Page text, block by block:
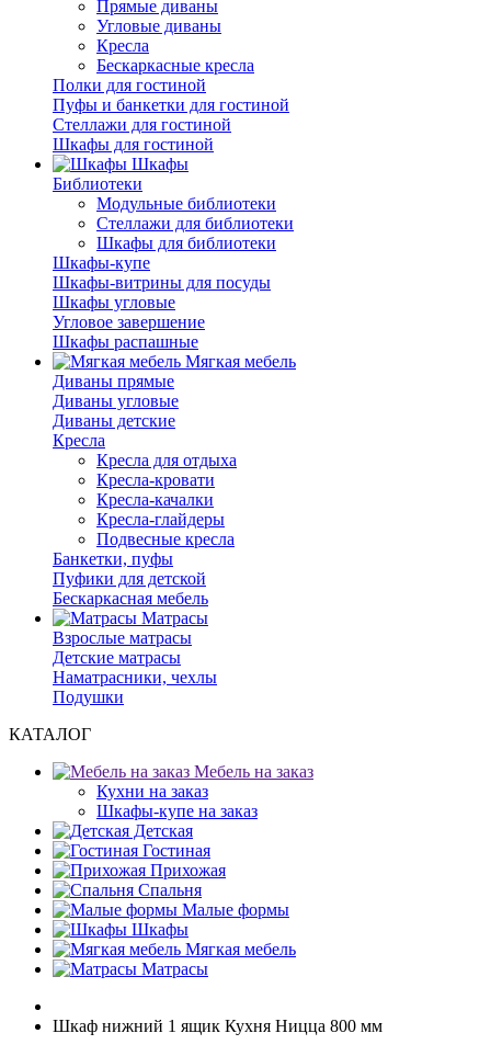
Прямые диваны
Угловые диваны
Кресла
Бескаркасные кресла
Полки для гостиной
Пуфы и банкетки для гостиной
Стеллажи для гостиной
Шкафы для гостиной
Шкафы
Библиотеки
Модульные библиотеки
Стеллажи для библиотеки
Шкафы для библиотеки
Шкафы-купе
Шкафы-витрины для посуды
Шкафы угловые
Угловое завершение
Шкафы распашные
Мягкая мебель
Диваны прямые
Диваны угловые
Диваны детские
Кресла
Кресла для отдыха
Кресла-кровати
Кресла-качалки
Кресла-глайдеры
Подвесные кресла
Банкетки, пуфы
Пуфики для детской
Бескаркасная мебель
Матрасы
Взрослые матрасы
Детские матрасы
Наматрасники, чехлы
Подушки
КАТАЛОГ
Мебель на заказ
Кухни на заказ
Шкафы-купе на заказ
Детская
Гостиная
Прихожая
Спальня
Малые формы
Шкафы
Мягкая мебель
Матрасы
Шкаф нижний 1 ящик Кухня Ницца 800 мм